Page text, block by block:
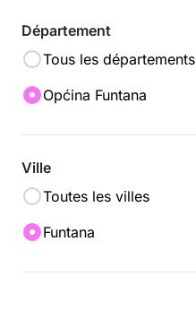
Département
Tous les départements
Općina Funtana
Ville
Toutes les villes
Funtana